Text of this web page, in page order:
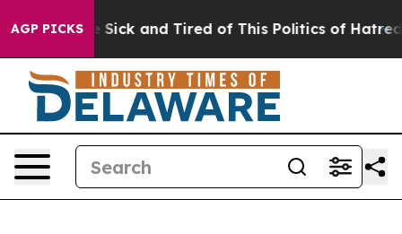
AGP PICKS
Are Sick and Tired of This Politics of Hatred” The